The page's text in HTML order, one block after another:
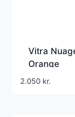
Vitra
Orange
2.050 kr.